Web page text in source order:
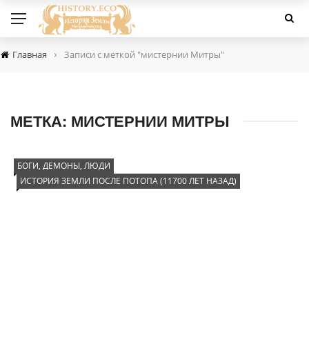
Главная › Записи с меткой "мистернии Митры"
МЕТКА: МИСТЕРНИИ МИТРЫ
БОГИ, ДЕМОНЫ, ЛЮДИ
ИСТОРИЯ ЗЕМЛИ ПОСЛЕ ПОТОПА (11700 ЛЕТ НАЗАД)